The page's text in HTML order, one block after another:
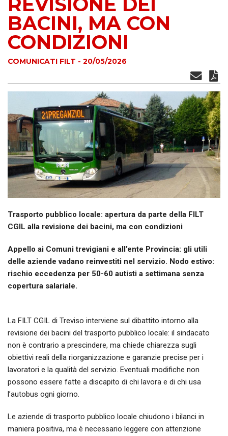
BACINI, MA CON
CONDIZIONI
COMUNICATI FILT - 20/05/2026
Trasporto pubblico locale: apertura da parte della FILT
CGIL alla revisione dei bacini, ma con condizioni
Appello ai Comuni trevigiani e all’ente Provincia: gli utili
delle aziende vadano reinvestiti nel servizio. Nodo estivo:
rischio eccedenza per 50-60 autisti a settimana senza
copertura salariale.
La FILT CGIL di Treviso interviene sul dibattito intorno alla
revisione dei bacini del trasporto pubblico locale: il sindacato
non è contrario a prescindere, ma chiede chiarezza sugli
obiettivi reali della riorganizzazione e garanzie precise per i
lavoratori e la qualità del servizio. Eventuali modifiche non
possono essere fatte a discapito di chi lavora e di chi usa
l’autobus ogni giorno.
Le aziende di trasporto pubblico locale chiudono i bilanci in
maniera positiva, ma è necessario leggere con attenzione